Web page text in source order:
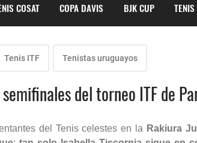
COSAT COPA DAVIS BJK CUP
Tenis ITF Tenistas uruguayos
del torneo ITF de
del Tenis celestes en la Rakiura